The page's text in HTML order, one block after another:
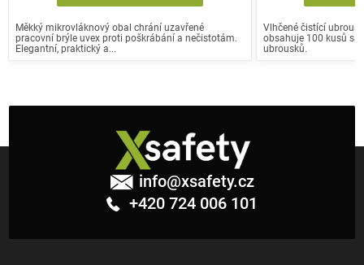
Měkký mikrovláknový obal chrání uzavřené
pracovní brýle uvex proti poškrábání a nečistotám.
Elegantní, praktický a...
Vlhčené čistící
obsahuje 100 kusů
ubrousků.
info@xsafety.cz
+420 724 006 101